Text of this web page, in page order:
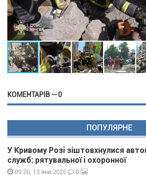
КОМЕНТАРІВ — 0
ПОПУЛЯРНЕ
У Кривому Розі зіштовхнулися
служб: рятувальної і охоронної
09:26, 13 янв 2026 0